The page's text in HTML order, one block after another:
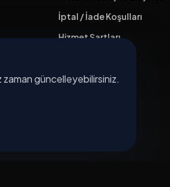
zaman güncelleyebilirsiniz.
İptal / İade Koşulları
Hizmet Şartları
Üyelik Sözleşmesi